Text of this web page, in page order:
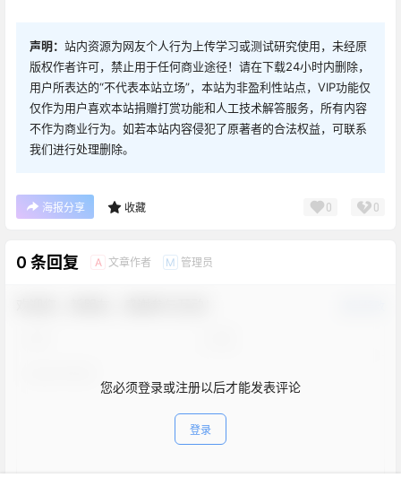
声明： 站内资源为网友个人行为上传学习或测试研究使用，未经原
版权作者许可，禁止用于任何商业途径！请在下载24小时内删除，
用户所表达的“不代表本站立场”，本站为非盈利性站点，VIP功能仅
仅作为用户喜欢本站捐赠打赏功能和人工技术解答服务，所有内容
不作为商业行为。如若本站内容侵犯了原著者的合法权益，可联系
我们进行处理删除。
海报分享 收藏 0 0
0 条回复 A 文章作者 M 管理员
您必须登录或注册以后才能发表评论
登录